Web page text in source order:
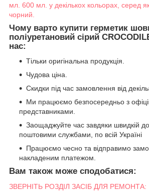
мл. 600 мл. у декількох кольорах, серед
чорний.
Чому варто купити герметик
поліуретановий сірий
нас:
Тільки оригінальна продукція.
Чудова ціна.
Скидки під час замовлення від
Ми працюємо безпосередньо з
представниками.
Заощаджуйте час завдяки швидкій
поштовими службами, по всій Україні
Працюємо чесно та відправимо
накладеним платежом.
Вам також може сподобатися:
ЗВЕРНІТЬ РОЗДІЛ ЗАСІБ ДЛЯ РЕМОНТА: